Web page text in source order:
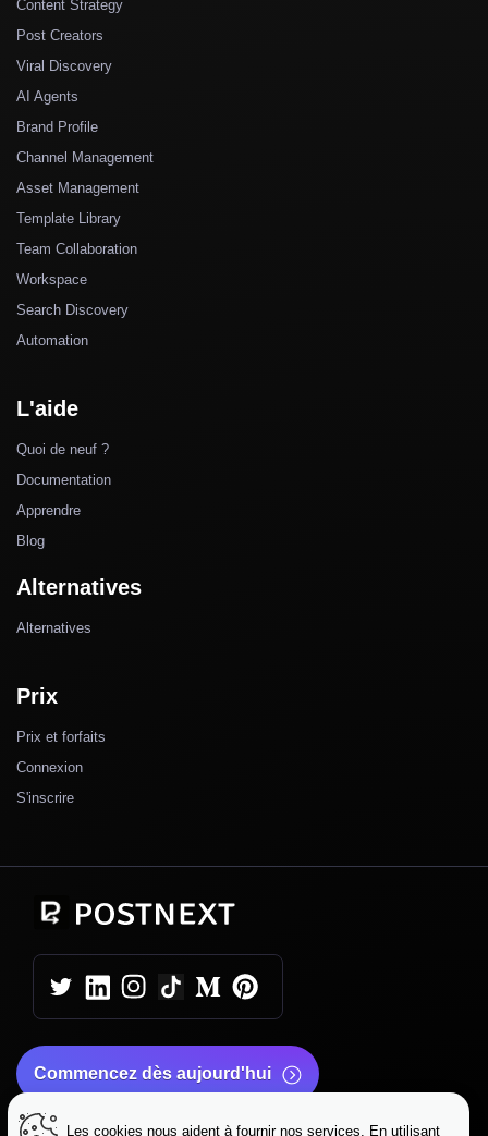
Content Strategy
Post Creators
Viral Discovery
AI Agents
Brand Profile
Channel Management
Asset Management
Template Library
Team Collaboration
Workspace
Search Discovery
Automation
L'aide
Quoi de neuf ?
Documentation
Apprendre
Blog
Alternatives
Alternatives
Prix
Prix et forfaits
Connexion
S'inscrire
Commencez dès aujourd'hui
Les cookies nous aident à fournir nos services. En utilisant